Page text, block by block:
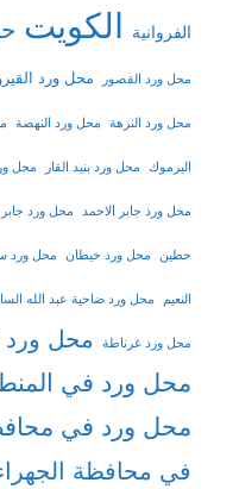
الفروانية الكويت
محل ورد القصور محل ورد
محل ورد النزهة محل ورد النهضة
اليرموك محل ورد بنيد القار محل
محل ورد جابر الاحمد محل ورد جابر
حطين محل ورد خيطان محل ورد
النعيم محل ورد ضاحية عبد الله
محل ورد غرناطة
محل ورد
محل ورد في
محل ورد في
في محافظة